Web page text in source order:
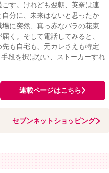
す。けれども翌朝、英奈は連
分に、未来はないと思ったか
に突然、真っ赤なバラの花束
く。そして電話してみると、
も自宅も、元カレさえも特定
段を択ばない、ストーカーすれ
連載ページはこちら
セブンネットショッピング